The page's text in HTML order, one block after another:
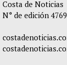
Costa de Noticias
N° de edición